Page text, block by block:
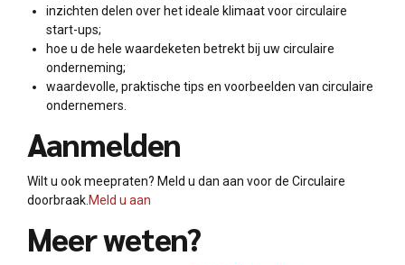
inzichten delen over het ideale klimaat voor circulaire
start-ups;
hoe u de hele waardeketen betrekt bij uw circulaire
onderneming;
waardevolle, praktische tips en voorbeelden van circulaire
ondernemers.
Aanmelden
Wilt u ook meepraten? Meld u dan aan voor de Circulaire
doorbraak.Meld u aan
Meer weten?